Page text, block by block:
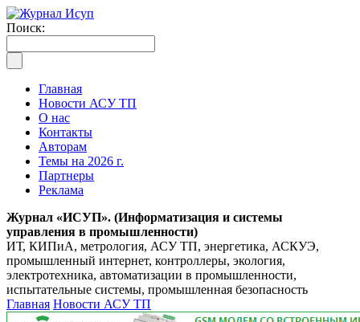
Поиск:
Главная
Новости АСУ ТП
О нас
Контакты
Авторам
Темы на 2026 г.
Партнеры
Реклама
Журнал «ИСУП». (Информатизация и системы
управления в промышленности)
ИТ, КИПиА, метрология, АСУ ТП, энергетика, АСКУЭ,
промышленный интернет, контроллеры, экология,
электротехника, автоматизации в промышленности,
испытательные системы, промышленная безопасность
Главная Новости АСУ ТП